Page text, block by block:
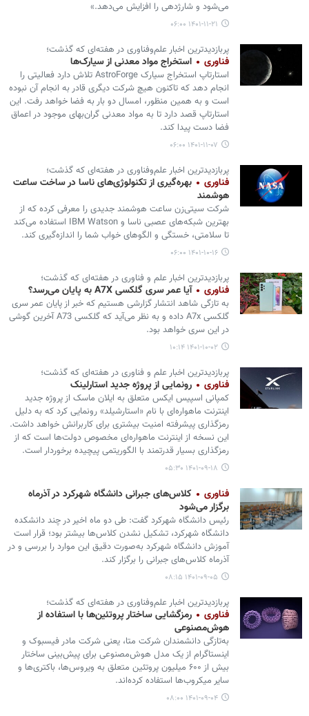
می‌شود و شارژدهی را افزایش می‌دهد.»
۱۴۰۱-۱۱-۲۱ ۰۶:۰۰
پربازدیدترین اخبار علم‌وفناوری در هفته‌ای که گذشت؛
فناوری استخراج مواد معدنی از سیارک‌ها
استارتاپ استخراج سیارک AstroForge تلاش دارد فعالیتی را
انجام دهد که تاکنون هیچ شرکت دیگری قادر به انجام آن نبوده
است و به همین منظور، امسال دو بار به فضا خواهد رفت. این
استارتاپ قصد دارد تا به مواد معدنی گران‌بهای موجود در اعماق
فضا دست پیدا کند.
۱۴۰۱-۱۱-۰۷ ۰۶:۰۰
پربازدیدترین اخبار علم‌وفناوری در هفته‌ای که گذشت؛
فناوری
بهره‌گیری از تکنولوژی‌های ناسا در ساخت ساعت
هوشمند
شرکت سیتی‌زن ساعت هوشمند جدیدی را معرفی کرده که از
بهترین شبکه‌های عصبی ناسا و IBM Watson استفاده می‌کند
تا سلامتی، خستگی و الگوهای خواب شما را اندازه‌گیری کند.
۱۴۰۱-۱۰-۱۶ ۰۶:۰۰
پربازدیدترین اخبار علم و فناوری در هفته‌ای که گذشت؛
فناوری آیا عمر سری گلکسی A7X به پایان می‌رسد؟
به تازگی شاهد انتشار گزارشی هستیم که خبر از پایان عمر سری
گلکسی A7x داده و به نظر می‌آید که گلکسی A73 آخرین گوشی
در این سری خواهد بود.
۱۴۰۱-۱۰-۰۲ ۱۰:۱۴
پربازدیدترین اخبار علم و فناوری در هفته‌ای که گذشت؛
فناوری رونمایی از پروژه جدید استارلینک
کمپانی اسپیس ایکس متعلق به ایلان ماسک از پروژه جدید
اینترنت ماهواره‌ای با نام «استارشیلد» رونمایی کرد که به دلیل
رمزگذاری پیشرفته امنیت بیشتری برای کاربرانش خواهد داشت.
این نسخه از اینترنت ماهواره‌ای مخصوص دولت‌ها است که از
رمزگذاری بسیار قدرتمند با الگوریتمی پیچیده برخوردار است.
۱۴۰۱-۰۹-۱۸ ۰۵:۳۰
فناوری
کلاس‌های جبرانی دانشگاه شهرکرد در آذرماه
برگزار می‌شود
رئیس دانشگاه شهرکرد گفت: طی دو ماه اخیر در چند دانشکده
دانشگاه شهرکرد، تشکیل نشدن کلاس‌ها بیشتر بود؛ قرار است
آموزش دانشگاه شهرکرد به‌صورت دقیق این موارد را بررسی و در
آذرماه کلاس‌های جبرانی را برگزار کند.
۱۴۰۱-۰۹-۰۵ ۰۸:۱۵
پربازدیدترین اخبار علم‌وفناوری در هفته‌ای که گذشت؛
فناوری
رمزگشایی ساختار پروتئین‌ها با استفاده از
هوش‌مصنوعی
به‌تازگی دانشمندان شرکت متا، یعنی شرکت مادر فیسبوک و
اینستاگرام از یک مدل هوش‌مصنوعی برای پیش‌بینی ساختار
بیش از ۶۰۰ میلیون پروتئین متعلق به ویروس‌ها، باکتری‌ها و
سایر میکروب‌ها استفاده کرده‌اند.
۱۴۰۱-۰۹-۰۴ ۰۸:۰۰